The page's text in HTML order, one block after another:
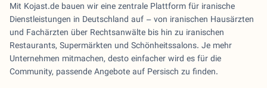
Mit Kojast.de bauen wir eine zentrale Plattform für iranische
Dienstleistungen in Deutschland auf – von iranischen Hausärzten
und Fachärzten über Rechtsanwälte bis hin zu iranischen
Restaurants, Supermärkten und Schönheitssalons. Je mehr
Unternehmen mitmachen, desto einfacher wird es für die
Community, passende Angebote auf Persisch zu finden.